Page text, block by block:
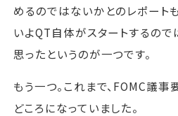
めるのではないかとのレポート
いよQT自体がスタートするので
思ったというのが一つです。
もう一つ。これまで、FOMC議
どころになっていました。